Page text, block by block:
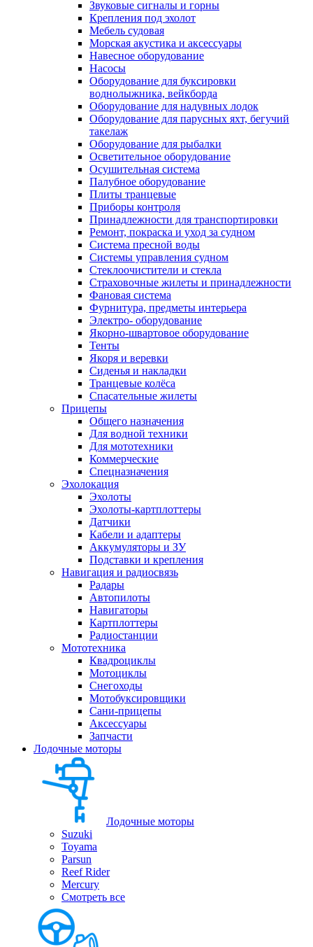
Звуковые сигналы и горны
Крепления под эхолот
Мебель судовая
Морская акустика и аксессуары
Навесное оборудование
Насосы
Оборудование для буксировки
воднолыжника, вейкборда
Оборудование для надувных лодок
Оборудование для парусных яхт, бегучий
такелаж
Оборудование для рыбалки
Осветительное оборудование
Осушительная система
Палубное оборудование
Плиты транцевые
Приборы контроля
Принадлежности для транспортировки
Ремонт, покраска и уход за судном
Система пресной воды
Системы управления судном
Стеклоочистители и стекла
Страховочные жилеты и принадлежности
Фановая система
Фурнитура, предметы интерьера
Электро- оборудование
Якорно-швартовое оборудование
Тенты
Якоря и веревки
Сиденья и накладки
Транцевые колёса
Спасательные жилеты
Прицепы
Общего назначения
Для водной техники
Для мототехники
Коммерческие
Спецназначения
Эхолокация
Эхолоты
Эхолоты-картплоттеры
Датчики
Кабели и адаптеры
Аккумуляторы и ЗУ
Подставки и крепления
Навигация и радиосвязь
Радары
Автопилоты
Навигаторы
Картплоттеры
Радиостанции
Мототехника
Квадроциклы
Мотоциклы
Снегоходы
Мотобуксировщики
Сани-прицепы
Аксессуары
Запчасти
Лодочные моторы
Лодочные моторы
Suzuki
Toyama
Parsun
Reef Rider
Mercury
Смотреть все